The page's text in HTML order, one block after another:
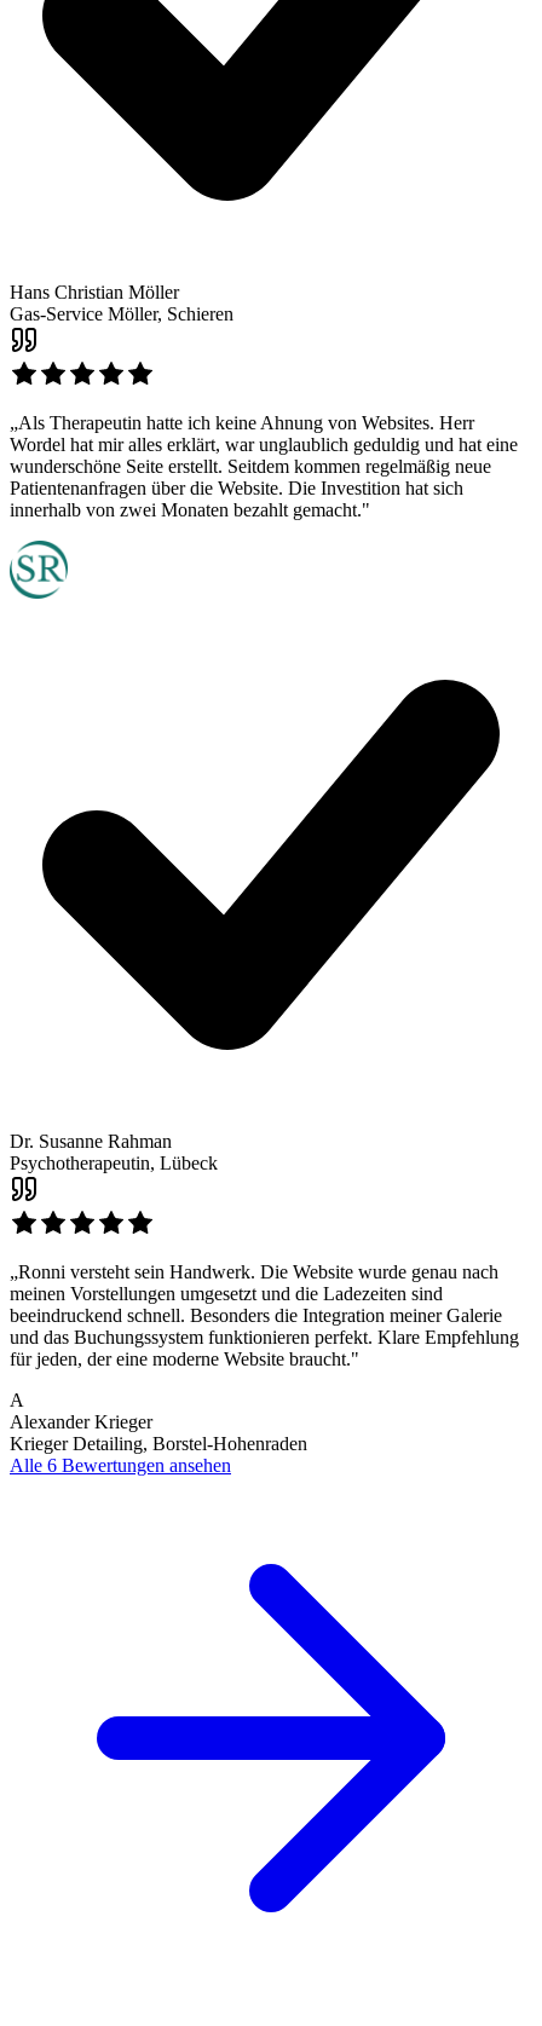
Hans Christian Möller
Gas-Service Möller, Schieren
„Als Therapeutin hatte ich keine Ahnung von Websites. Herr
Wordel hat mir alles erklärt, war unglaublich geduldig und hat eine
wunderschöne Seite erstellt. Seitdem kommen regelmäßig neue
Patientenanfragen über die Website. Die Investition hat sich
innerhalb von zwei Monaten bezahlt gemacht."
Dr. Susanne Rahman
Psychotherapeutin, Lübeck
„Ronni versteht sein Handwerk. Die Website wurde genau nach
meinen Vorstellungen umgesetzt und die Ladezeiten sind
beeindruckend schnell. Besonders die Integration meiner Galerie
und das Buchungssystem funktionieren perfekt. Klare Empfehlung
für jeden, der eine moderne Website braucht."
A
Alexander Krieger
Krieger Detailing, Borstel-Hohenraden
Alle 6 Bewertungen ansehen